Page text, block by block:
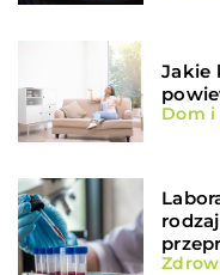
Jakie
Dom